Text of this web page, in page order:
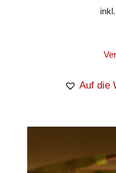
Auf die